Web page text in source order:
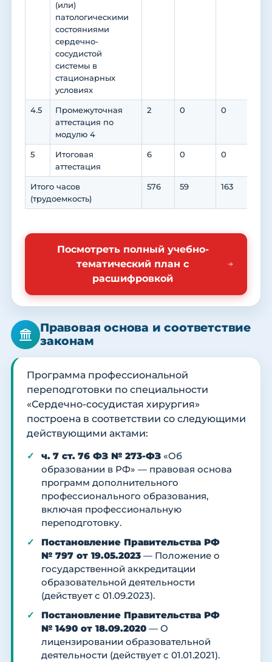
(или)
патологическими
состояниями
сердечно-
сосудистой
системы в
стационарных
условиях
4.5
Промежуточная
аттестация по
модулю 4
2 0 0
5
Итоговая
аттестация
6 0 0
Итого часов
(трудоемкость)
576 59 163
Посмотреть полный учебно-
тематический план с
расшифровкой
Правовая основа и соответствие
законам
Программа профессиональной
переподготовки по специальности
«Сердечно-сосудистая хирургия»
построена в соответствии со следующими
действующими актами:
ч. 7 ст. 76 ФЗ № 273-ФЗ «Об
образовании в РФ» — правовая основа
программ дополнительного
профессионального образования,
включая профессиональную
переподготовку.
Постановление Правительства РФ
№ 797 от 19.05.2023 — Положение о
государственной аккредитации
образовательной деятельности
(действует с 01.09.2023).
Постановление Правительства РФ
№ 1490 от 18.09.2020 — О
лицензировании образовательной
деятельности (действует с 01.01.2021).